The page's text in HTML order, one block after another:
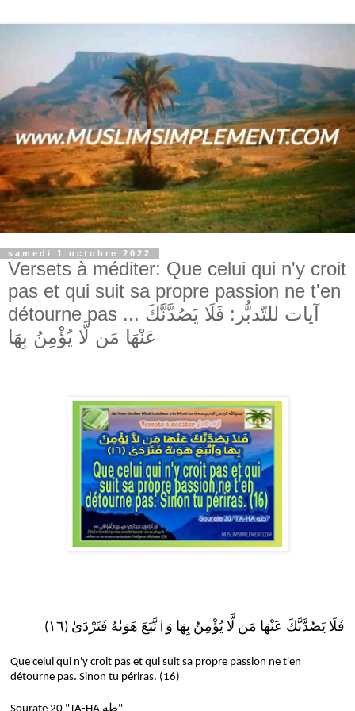
samedi 1 octobre 2022
Versets à méditer: Que celui qui n'y croit
pas et qui suit sa propre passion ne t'en
détourne pas ... آيات للتّدبُّر: فَلَا يَصُدَّنَّكَ
عَنْهَا مَن لَّا يُؤْمِنُ بِهَا
فَلَا يَصُدَّنَّكَ عَنْهَا مَن لَّا يُؤْمِنُ بِهَا وَٱتَّبَعَ هَوَىٰهُ فَتَرْدَىٰ (١٦)
Que celui qui n'y croit pas et qui suit sa propre passion ne t'en
détourne pas. Sinon tu périras. (16)